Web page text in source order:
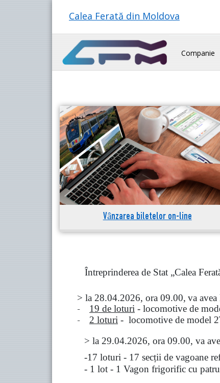
Calea Ferată din Moldova
Companie
Vânzarea biletelor on-line
Întreprinderea de Stat „Calea
> la 28.04.2026, ora 09.00, va avea
- 19 de loturi - locomotive de
- 2 loturi - locomotive de model 2
> la 29.04.2026, ora 09.00, va
-17 loturi - 17 secții de vagoane
- 1 lot - 1 Vagon frigorific cu